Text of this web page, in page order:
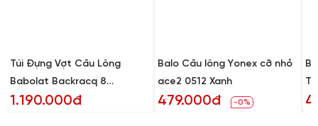
Túi Đựng Vợt Cầu Lông
Babolat Backracq 8
Backpack (757009-325)
1.190.000đ
Balo Cầu lông Yonex cỡ nhỏ
ace2 0512 Xanh
479.000đ -0%